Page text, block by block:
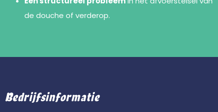
de douche of verderop.
Bedrijfsinformatie